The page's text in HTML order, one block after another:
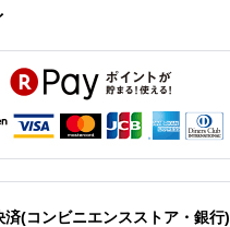
済(コンビニエンスストア・銀行)